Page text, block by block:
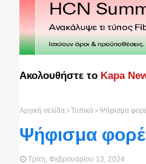
Ακολουθήστε το Kapa
Αρχική σελίδα Τοπικά Ψήφισμα
Ψήφισμα
Τρίτη, Φεβρουαρίου 13, 2024